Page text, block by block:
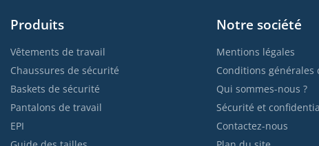
Produits
Vêtements de travail
Chaussures de sécurité
Baskets de sécurité
Pantalons de travail
EPI
Notre société
Mentions légales
Conditions générales
Qui sommes-nous ?
Sécurité et
Contactez-nous